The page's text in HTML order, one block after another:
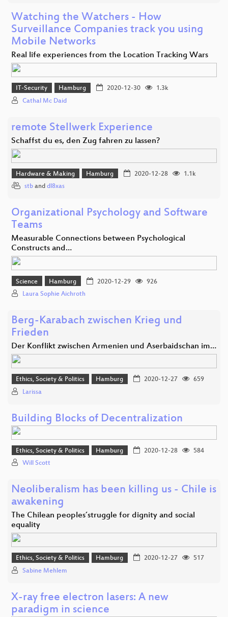
Watching the Watchers - How
Surveillance Companies track you using
Mobile Networks
Real life experiences from the Location Tracking Wars
IT-Security Hamburg 2020-12-30
1.3k
Cathal Mc Daid
remote Stellwerk Experience
Schaffst du es, den Zug fahren zu lassen?
Hardware & Making Hamburg 2020-12-28
1.1k
stb and dl8xas
Organizational Psychology and Software
Teams
Measurable Connections between Psychological
Constructs and…
Science Hamburg 2020-12-29
926
Laura Sophie Aichroth
Berg-Karabach zwischen Krieg und
Frieden
Der Konflikt zwischen Armenien und Aserbaidschan im…
Ethics, Society & Politics Hamburg 2020-12-27
659
Larissa
Building Blocks of Decentralization
Ethics, Society & Politics Hamburg 2020-12-28
584
Will Scott
Neoliberalism has been killing us - Chile is
awakening
The Chilean peoples´struggle for dignity and social
equality
Ethics, Society & Politics Hamburg 2020-12-27
517
Sabine Mehlem
X-ray free electron lasers: A new
paradigm in science